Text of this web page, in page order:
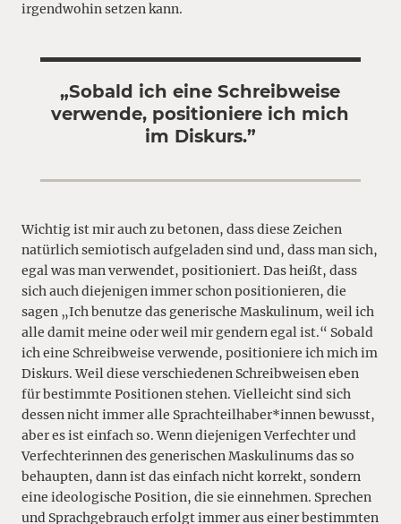
irgendwohin setzen kann.
„Sobald ich eine Schreibweise
verwende, positioniere ich mich
im Diskurs.”
Wichtig ist mir auch zu betonen, dass diese Zeichen
natürlich semiotisch aufgeladen sind und, dass man sich,
egal was man verwendet, positioniert. Das heißt, dass
sich auch diejenigen immer schon positionieren, die
sagen „Ich benutze das generische Maskulinum, weil ich
alle damit meine oder weil mir gendern egal ist.“ Sobald
ich eine Schreibweise verwende, positioniere ich mich im
Diskurs. Weil diese verschiedenen Schreibweisen eben
für bestimmte Positionen stehen. Vielleicht sind sich
dessen nicht immer alle Sprachteilhaber*innen bewusst,
aber es ist einfach so. Wenn diejenigen Verfechter und
Verfechterinnen des generischen Maskulinums das so
behaupten, dann ist das einfach nicht korrekt, sondern
eine ideologische Position, die sie einnehmen. Sprechen
und Sprachgebrauch erfolgt immer aus einer bestimmten